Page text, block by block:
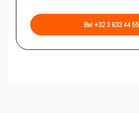
Bel +32 3 633 44 55